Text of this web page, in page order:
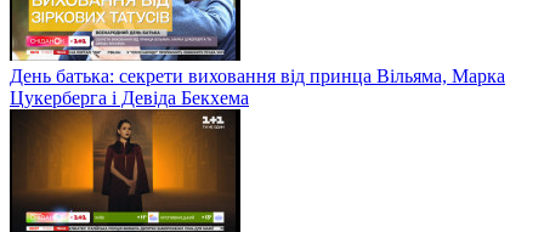
День батька: секрети виховання від принца Вільяма, Марка
Цукерберга і Девіда Бекхема